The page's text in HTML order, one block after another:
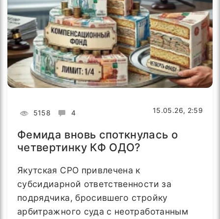
5158 4 15.05.26, 2:59
Фемида вновь споткнулась о
четвертинку КФ ОДО?
Якутская СРО привлечена к
субсидиарной ответственности за
подрядчика, бросившего стройку
арбитражного суда с неотработанным